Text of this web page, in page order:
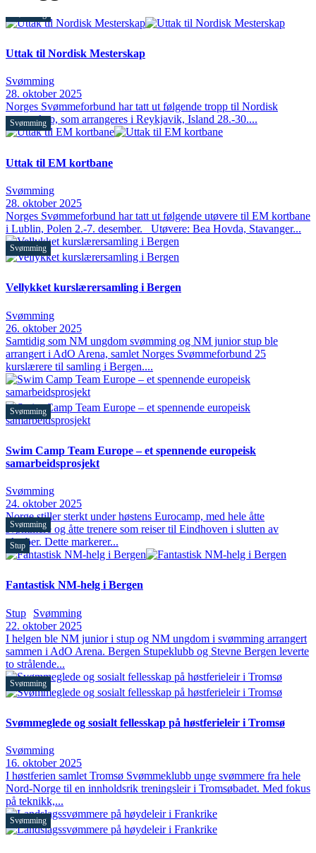
Uttak til Nordisk Mesterskap
Svømming
28. oktober 2025
Norges Svømmeforbund har tatt ut følgende tropp til Nordisk
mesterskap, som arrangeres i Reykjavik, Island 28.-30....
Svømming
Uttak til EM kortbane
Svømming
28. oktober 2025
Norges Svømmeforbund har tatt ut følgende utøvere til EM kortbane
i Lublin, Polen 2.-7. desember. Utøvere: Bea Hovda, Stavanger...
Svømming
Vellykket kurslærersamling i Bergen
Svømming
26. oktober 2025
Samtidig som NM ungdom svømming og NM junior stup ble
arrangert i AdO Arena, samlet Norges Svømmeforbund 25
kurslærere til samling i Bergen....
Svømming
Swim Camp Team Europe – et spennende europeisk
samarbeidsprosjekt
Svømming
24. oktober 2025
Norge stiller sterkt under høstens Eurocamp, med hele åtte
svømmere og åtte trenere som reiser til Eindhoven i slutten av
oktober. Dette markerer...
Stup
Svømming
Fantastisk NM-helg i Bergen
Stup
Svømming
22. oktober 2025
I helgen ble NM junior i stup og NM ungdom i svømming arrangert
sammen i AdO Arena. Bergen Stupeklubb og Stevne Bergen leverte
to strålende...
Svømming
Svømmeglede og sosialt fellesskap på høstferieleir i Tromsø
Svømming
16. oktober 2025
I høstferien samlet Tromsø Svømmeklubb unge svømmere fra hele
Nord-Norge til en innholdsrik treningsleir i Tromsøbadet. Med fokus
på teknikk,...
Svømming